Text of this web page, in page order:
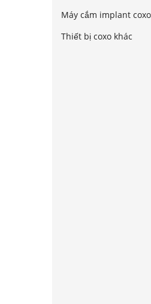
Máy cắm implant coxo
Thiết bị coxo khác